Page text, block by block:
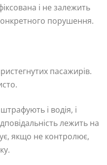
і не залежить
порушення.
пасажирів.
і водія, і
лежить на
якщо не контролює,